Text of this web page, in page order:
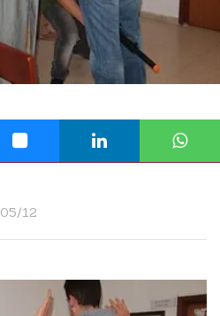
12